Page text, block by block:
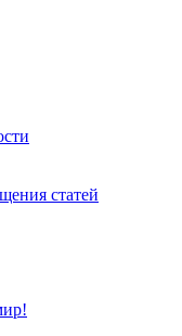
статей